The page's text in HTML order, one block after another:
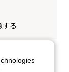
する
ださい。